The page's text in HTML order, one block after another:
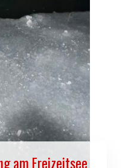
am Freizeitsee